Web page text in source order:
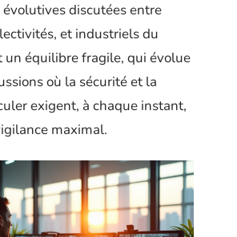
discutées entre
et industriels du
un équilibre fragile, qui évolue
où la sécurité et la
exigent, à chaque instant,
maximal.